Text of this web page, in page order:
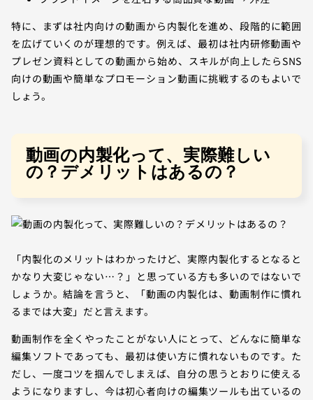
特に、まずは社内向けの動画から内製化を進め、段階的に範囲
を広げていくのが理想的です。例えば、最初は社内研修動画や
プレゼン資料としての動画から始め、スキルが向上したらSNS
向けの動画や簡単なプロモーション動画に挑戦するのもよいで
しょう。
動画の内製化って、実際難しい
の？デメリットはあるの？
「内製化のメリットはわかったけど、実際内製化するとなると
かなり大変じゃない…？」と思っている方も多いのではないで
しょうか。結論を言うと、「動画の内製化は、動画制作に慣れ
るまでは大変」だと言えます。
動画制作を全くやったことがない人にとって、どんなに簡単な
編集ソフトであっても、最初は使い方に慣れないものです。た
だし、一度コツを掴んでしまえば、自分の思うとおりに使える
ようになりますし、今は初心者向けの編集ツールも出ているの